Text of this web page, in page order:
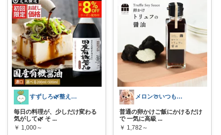
すずしろ🌿整えながら、ゆるく暮らす
毎日の料理が、少しだけ変わる
気がして🌿 そ ...
￥ 1,000～
メロン🍈いつも感謝様✨️
普通の卵かけご飯にかけるだけ
で 一気に高級 ...
￥ 1,782～